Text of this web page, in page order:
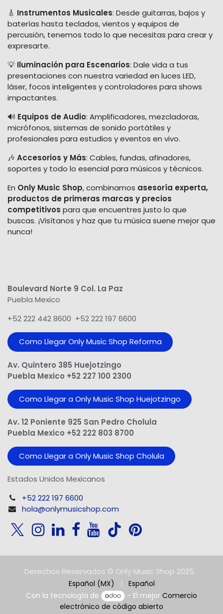
🎸 Instrumentos Musicales: Desde guitarras, bajos y
baterías hasta teclados, vientos y equipos de
percusión, tenemos todo lo que necesitas para crear y
expresarte.
💡 Iluminación para Escenarios: Dale vida a tus
presentaciones con nuestra variedad en luces LED,
láser, focos inteligentes y controladores para shows
impactantes.
🔊 Equipos de Audio: Amplificadores, mezcladoras,
micrófonos, sistemas de sonido portátiles y
profesionales para estudios y eventos en vivo.
🎶 Accesorios y Más: Cables, fundas, afinadores,
soportes y todo lo esencial para músicos y técnicos.
En Only Music Shop, combinamos asesoría experta,
productos de primeras marcas y precios
competitivos para que encuentres justo lo que
buscas. ¡Visítanos y haz que tu música suene mejor que
nunca!
Boulevard Norte 9 Col. La Paz
Puebla Mexico
+52 222 442 8600 +52 222 197 6600
Como Llegar Only Music Shop​ Reforma
Av. Quintero 385 Huejotzingo
Puebla Mexico +52 227 100 2300
Como Llegar a Only Music Shop Huejotzingo
Av. 12 Poniente 925 San Pedro Cholula
Puebla Mexico +52 222 803 8700
Como Llegar a Only Music Shop Cholula
Estados Unidos Mexicanos
+52 222 197 6600
hola@onlymusicshop.com
Derechos Reservados © Only Music Shop 2025
Español (MX) |
Español
Con la tecnología de
- El mejorComercio
electrónico de código abierto